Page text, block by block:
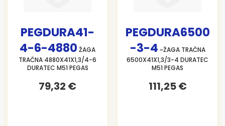
PEGDURA41-
4-6-4880 ŽAGA
TRAČNA 4880X41X1,3/4-6
DURATEC M51 PEGAS
79,32 €
PEGDURA6500
-3-4 ~ŽAGA TRAČNA
6500X41X1,3/3-4 DURATEC
M51 PEGAS
111,25 €